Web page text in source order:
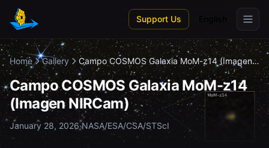
Skip to main content
Support Us
Home Gallery
Campo COSMOS Galaxia MoM-z14 (Imagen
NIR...
Campo COSMOS Galaxia MoM-z14
(Imagen NIRCam)
January 28, 2026·NASA/ESA/CSA/STScI